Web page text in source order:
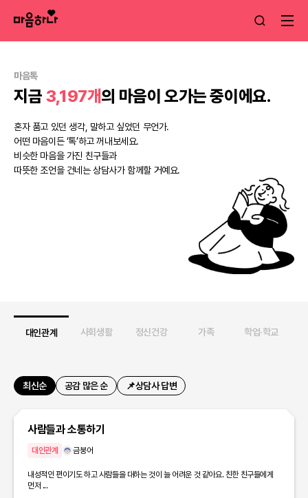
마음톡
지금 3,197개의 마음이 오가는 중이에요.
혼자 품고 있던 생각, 말하고 싶었던 무언가.
어떤 마음이든 ‘톡’하고 꺼내보세요.
비슷한 마음을 가진 친구들과
따뜻한 조언을 건네는 상담사가 함께할 거예요.
대인관계 사회생활 정신건강 가족 학업·학교
최신순 공감 많은 순 📌상담사 답변
사람들과 소통하기
대인관계 금붕어
내성적인 편이기도 하고 사람들을 대하는 것이 늘 어려운 것 같아요. 친한 친구들에게
먼저 ...